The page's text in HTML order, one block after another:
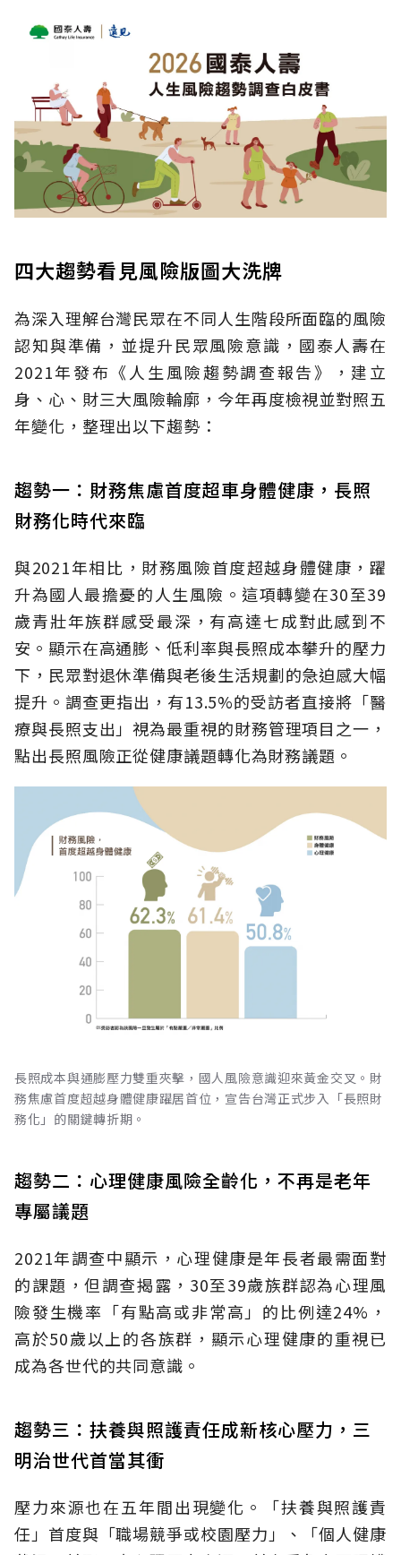
四大趨勢看見風險版圖大洗牌
為深入理解台灣民眾在不同人生階段所面臨的風險
認知與準備，並提升民眾風險意識，國泰人壽在
2021年發布《人生風險趨勢調查報告》，建立
身、心、財三大風險輪廓，今年再度檢視並對照五
年變化，整理出以下趨勢：
趨勢一：財務焦慮首度超車身體健康，長照
財務化時代來臨
與2021年相比，財務風險首度超越身體健康，躍
升為國人最擔憂的人生風險。這項轉變在30至39
歲青壯年族群感受最深，有高達七成對此感到不
安。顯示在高通膨、低利率與長照成本攀升的壓力
下，民眾對退休準備與老後生活規劃的急迫感大幅
提升。調查更指出，有13.5%的受訪者直接將「醫
療與長照支出」視為最重視的財務管理項目之一，
點出長照風險正從健康議題轉化為財務議題。
長照成本與通膨壓力雙重夾擊，國人風險意識迎來黃金交叉。財
務焦慮首度超越身體健康躍居首位，宣告台灣正式步入「長照財
務化」的關鍵轉折期。
趨勢二：心理健康風險全齡化，不再是老年
專屬議題
2021年調查中顯示，心理健康是年長者最需面對
的課題，但調查揭露，30至39歲族群認為心理風
險發生機率「有點高或非常高」的比例達24%，
高於50歲以上的各族群，顯示心理健康的重視已
成為各世代的共同意識。
趨勢三：扶養與照護責任成新核心壓力，三
明治世代首當其衝
壓力來源也在五年間出現變化。「扶養與照護責
任」首度與「職場競爭或校園壓力」、「個人健康